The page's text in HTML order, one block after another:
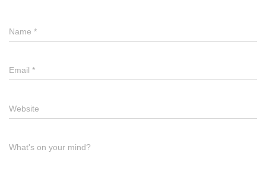
Name *
Email *
Website
What's on your mind?